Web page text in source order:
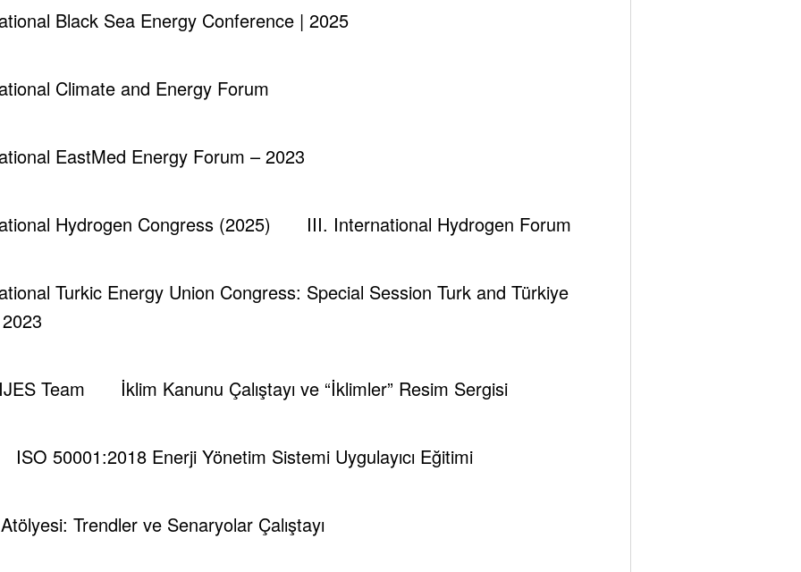
Black Sea Energy Conference | 2025
Climate and Energy Forum
EastMed Energy Forum – 2023
Hydrogen Congress (2025) III. International Hydrogen Forum
Turkic Energy Union Congress: Special Session Turk and Türkiye
IJES Team İklim Kanunu Çalıştayı ve “İklimler” Resim Sergisi
ISO 50001:2018 Enerji Yönetim Sistemi Uygulayıcı Eğitimi
Trendler ve Senaryolar Çalıştayı